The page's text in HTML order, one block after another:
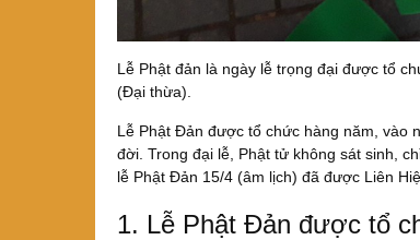
Lễ Phật đản là ngày lễ trọng đại được tổ
(Đại thừa).
Lễ Phật Đản được tổ chức hàng năm, vào
đời. Trong đại lễ, Phật tử không sát sinh,
lễ Phật Đản 15/4 (âm lịch) đã được Liên
1. Lễ Phật Đản được tổ